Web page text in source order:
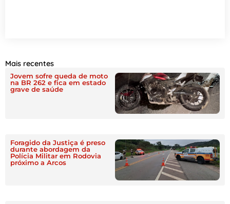
Mais recentes
Jovem sofre queda de moto
na BR 262 e fica em estado
grave de saúde
Foragido da Justiça é preso
durante abordagem da
Polícia Militar em Rodovia
próximo a Arcos